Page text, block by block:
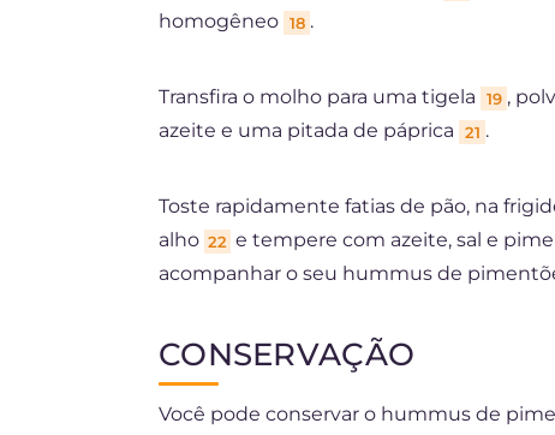
homogêneo 18 .
Transfira o molho para uma tigela 19 ,
azeite e uma pitada de páprica
21 .
Toste rapidamente fatias de pão, na
alho 22 e tempere com azeite, sal e
acompanhar o seu hummus de
CONSERVAÇÃO
Você pode conservar o hummus de